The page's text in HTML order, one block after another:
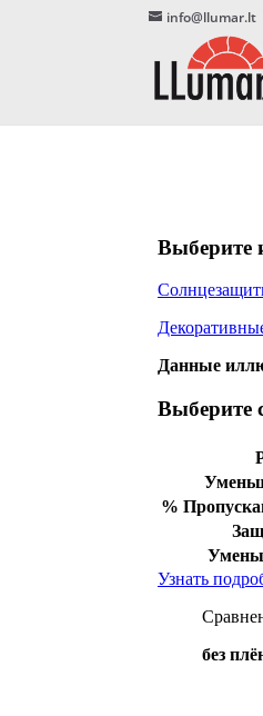
info@llumar.lt